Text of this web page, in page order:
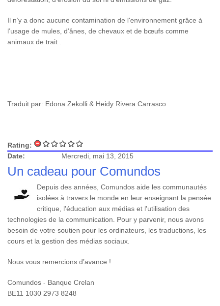
Il n’y a donc aucune contamination de l'environnement grâce à
l’usage de mules, d’ânes, de chevaux et de bœufs comme
animaux de trait .
Traduit par: Edona Zekolli & Heidy Rivera Carrasco
Rating:
Date:
Mercredi, mai 13, 2015
Un cadeau pour Comundos
Depuis des années, Comundos aide les communautés
isolées à travers le monde en leur enseignant la pensée
critique, l'éducation aux médias et l'utilisation des
technologies de la communication. Pour y parvenir, nous avons
besoin de votre soutien pour les ordinateurs, les traductions, les
cours et la gestion des médias sociaux.
Nous vous remercions d’avance !
Comundos - Banque Crelan
BE11 1030 2973 8248